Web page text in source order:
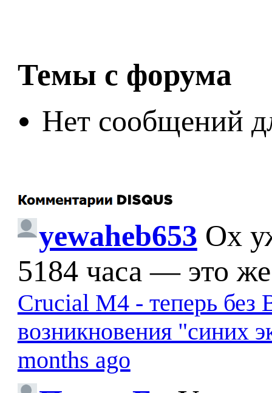
Темы с форума
Нет сообщений
yewaheb653 Ох
5184 часа — это
Crucial M4 - теперь без
возникновения "синих
months ago